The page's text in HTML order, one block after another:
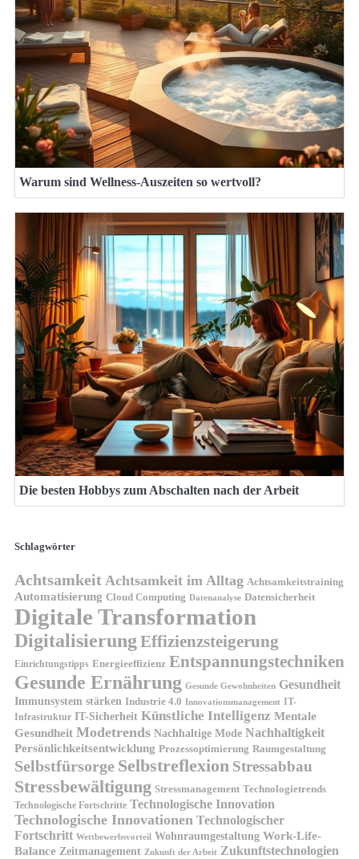
Warum sind Wellness-Auszeiten so wertvoll?
Die besten Hobbys zum Abschalten nach der Arbeit
Schlagwörter
Achtsamkeit Achtsamkeit im Alltag Achtsamkeitstraining
Automatisierung Cloud Computing Datenanalyse Datensicherheit
Digitale Transformation
Digitalisierung Effizienzsteigerung
Einrichtungstipps Energieeffizienz Entspannungstechniken
Gesunde Ernährung Gesunde Gewohnheiten Gesundheit
Immunsystem stärken Industrie 4.0 Innovationsmanagement IT-
Infrastruktur IT-Sicherheit Künstliche Intelligenz Mentale
Gesundheit Modetrends Nachhaltige Mode Nachhaltigkeit
Persönlichkeitsentwicklung Prozessoptimierung Raumgestaltung
Selbstfürsorge Selbstreflexion Stressabbau
Stressbewältigung Stressmanagement Technologietrends
Technologische Fortschritte Technologische Innovation
Technologische Innovationen Technologischer
Fortschritt Wettbewerbsvorteil Wohnraumgestaltung Work-Life-
Balance Zeitmanagement Zukunft der Arbeit Zukunftstechnologien